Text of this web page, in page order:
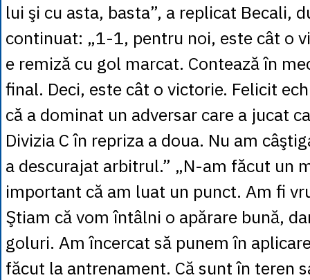
lui şi cu asta, basta”, a replicat Becali,
continuat: „1-1, pentru noi, este cât o
e remiză cu gol marcat. Contează în
final. Deci, este cât o victorie. Felicit
că a dominat un adversar care a jucat
Divizia C în repriza a doua. Nu am
a descurajat arbitrul.” „N-am făcut un
important că am luat un punct. Am fi
Ştiam că vom întâlni o apărare bună,
goluri. Am încercat să punem în
făcut la antrenament. Că sunt în teren